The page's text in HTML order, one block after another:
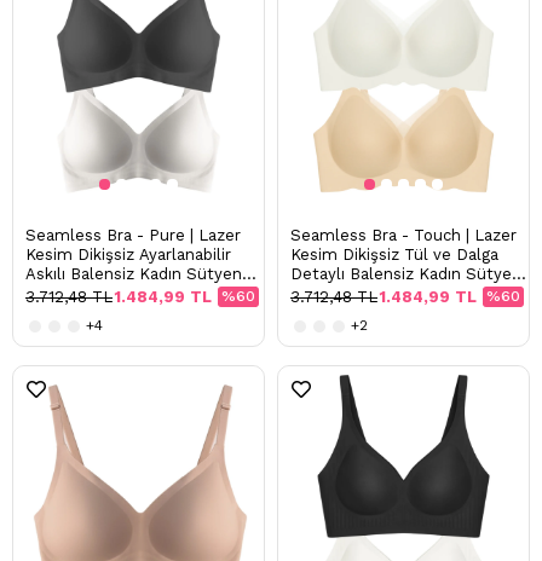
Seamless Bra - Pure | Lazer
Kesim Dikişsiz Ayarlanabilir
Askılı Balensiz Kadın Sütyen
3'lü Paket
%60
1.484,99 TL
3.712,48 TL
+4
Seamless Bra - Touch | Lazer
Kesim Dikişsiz Tül ve Dalga
Detaylı Balensiz Kadın Sütyen
3'lü Paket
%60
1.484,99 TL
3.712,48 TL
+2